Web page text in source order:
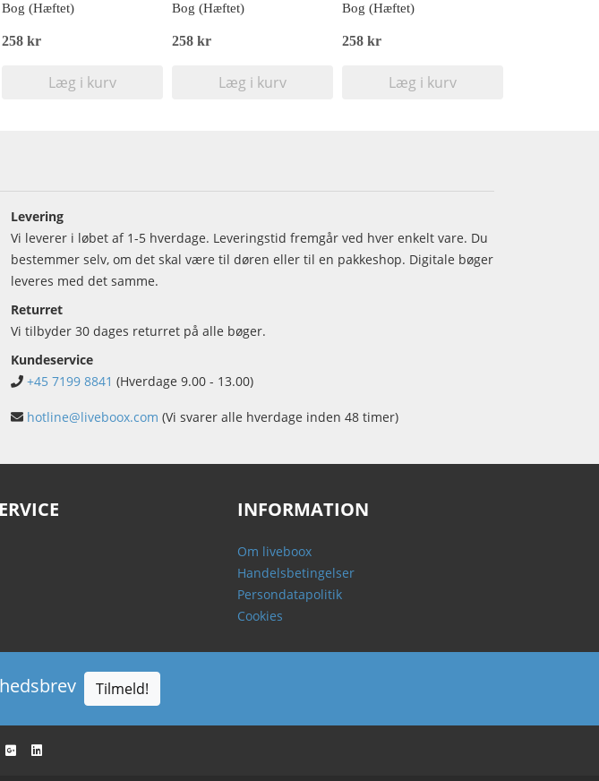
Bog (Hæftet)
258 kr
Læg i kurv
Bog (Hæftet)
258 kr
Læg i kurv
Bog (Hæftet)
258 kr
Læg i kurv
Levering
Vi leverer i løbet af 1-5 hverdage. Leveringstid fremgår ved hver enkelt vare. Du
bestemmer selv, om det skal være til døren eller til en pakkeshop. Digitale bøger
leveres med det samme.
Returret
Vi tilbyder 30 dages returret på alle bøger.
Kundeservice
+45 7199 8841 (Hverdage 9.00 - 13.00)
hotline@liveboox.com (Vi svarer alle hverdage inden 48 timer)
INFORMATION
Om liveboox
Handelsbetingelser
Persondatapolitik
Cookies
Tilmeld!